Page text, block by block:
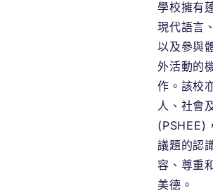
學校擁有
現代語言
以及參與
外活動的
作。該校
人、社會
(PSHEE)
議題的認
容、尊重
美德。